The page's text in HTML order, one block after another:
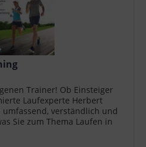
Trainer! Ob Einsteiger
Laufexperte Herbert
verständlich und
Sie zum Thema Laufen in
müssen....